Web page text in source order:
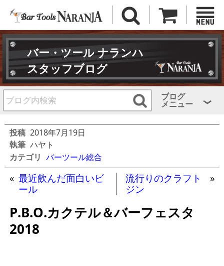
バー・ツール ナランハ
スタッフブログ
ブログ
メニュー
投稿 2018年7月19日
執筆 ハヤト
カテゴリ バーツール総合
« 最近飲んだ面白いビ
ール
流行りのクラフト
ジン
»
P.B.O.カクテル＆バーフェスタ
2018